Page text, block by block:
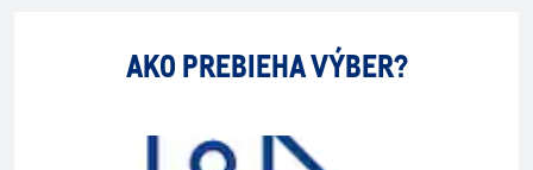
AKO PREBIEHA VÝBER?